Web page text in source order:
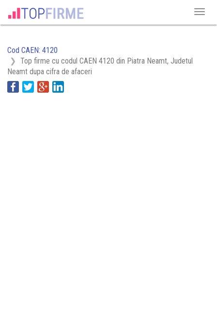
Cod CAEN: 4120
Top firme cu codul CAEN 4120 din Piatra Neamt, Judetul
Neamt dupa cifra de afaceri